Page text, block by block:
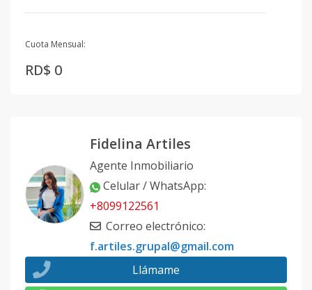
Cuota Mensual:
RD$ 0
Fidelina Artiles
Agente Inmobiliario
Celular / WhatsApp:
+8099122561
Correo electrónico:
f.artiles.grupal@gmail.com
Llámame